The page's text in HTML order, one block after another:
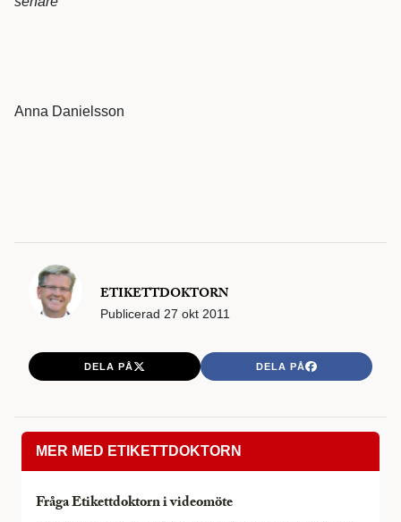
Anna Danielsson
ETIKETTDOKTORN
Publicerad 27 okt 2011
DELA PÅ DELA PÅ
MER MED ETIKETTDOKTORN
Fråga Etikettdoktorn i videomöte